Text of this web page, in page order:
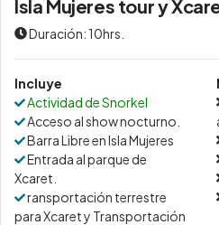
Isla Mujeres tour y
Duración: 10hrs.
Incluye
Actividad de Snorkel
Acceso al show nocturno.
Barra Libre en Isla Mujeres
Entrada al parque de
Xcaret.
ransportación terrestre
para Xcaret y Transportación